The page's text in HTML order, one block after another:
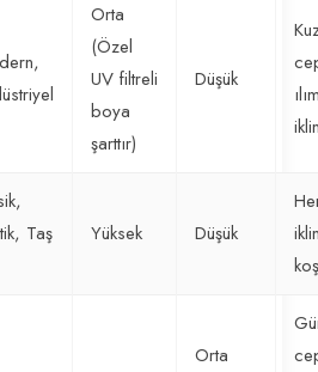
Orta
(Özel
UV filtreli
boya
şarttır)
Düşük
Taş
Yüksek Düşük
Orta